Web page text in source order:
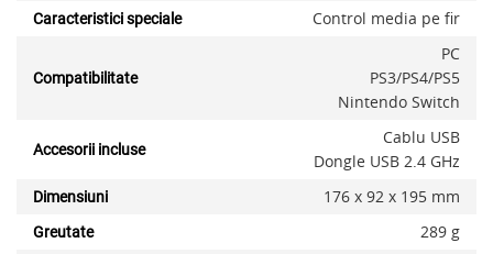
Caracteristici speciale Control media pe fir
Compatibilitate
PC
PS3/PS4/PS5
Nintendo Switch
Accesorii incluse
Cablu USB
Dongle USB 2.4 GHz
Dimensiuni 176 x 92 x 195 mm
Greutate 289 g